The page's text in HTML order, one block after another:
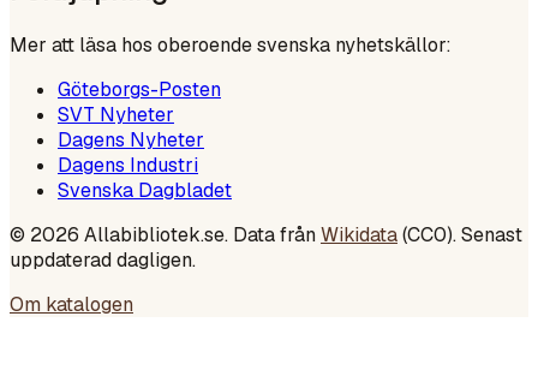
Mer att läsa hos oberoende svenska nyhetskällor:
Göteborgs-Posten
SVT Nyheter
Dagens Nyheter
Dagens Industri
Svenska Dagbladet
© 2026 Allabibliotek.se. Data frånWikidata(CC0). Senast
uppdaterad dagligen.
Om katalogen